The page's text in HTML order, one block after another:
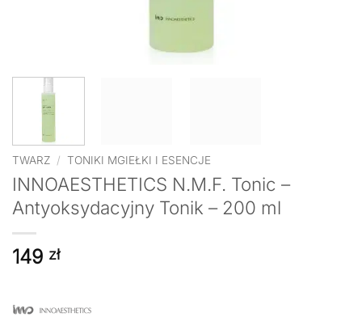
TWARZ / TONIKI MGIEŁKI I ESENCJE
INNOAESTHETICS N.M.F. Tonic –
Antyoksydacyjny Tonik – 200 ml
149 zł